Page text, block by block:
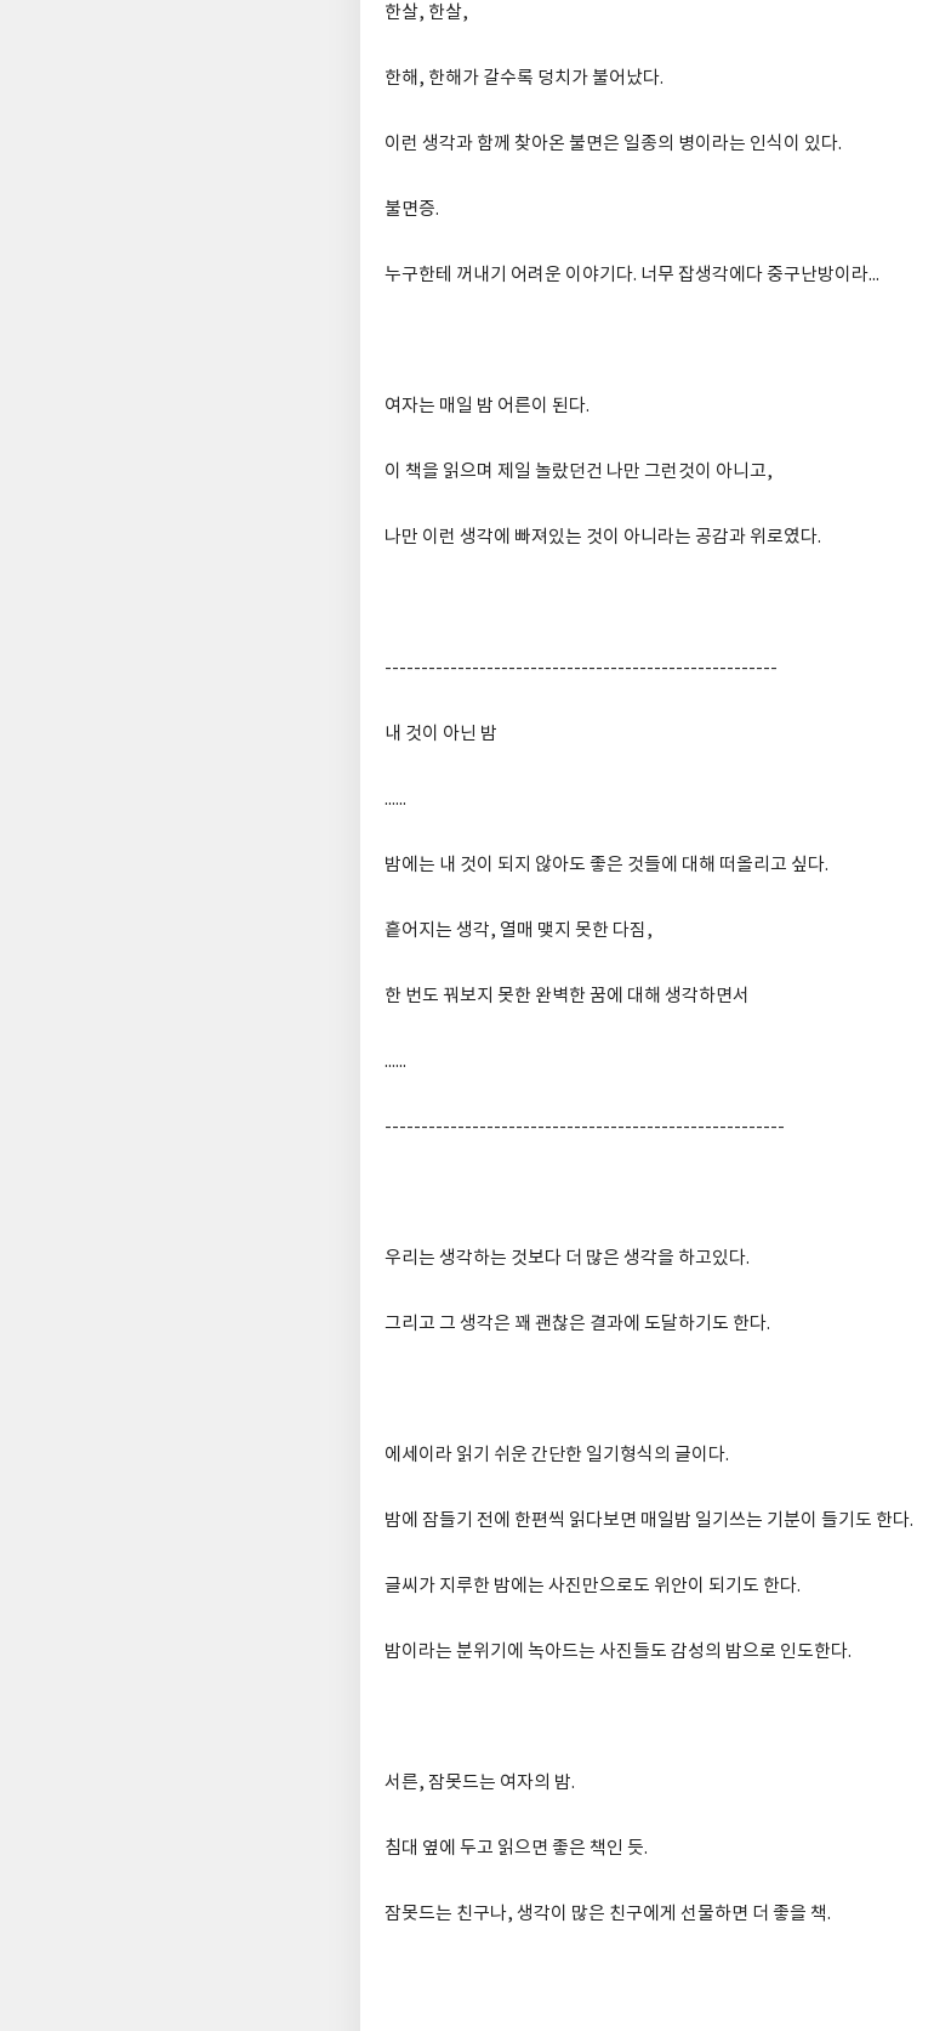
한살, 한살,
한해, 한해가 갈수록 덩치가 불어났다.
이런 생각과 함께 찾아온 불면은 일종의 병이라는 인식이 있다.
불면증.
누구한테 꺼내기 어려운 이야기다. 너무 잡생각에다 중구난방이라...
여자는 매일 밤 어른이 된다.
이 책을 읽으며 제일 놀랐던건 나만 그런것이 아니고,
나만 이런 생각에 빠져있는 것이 아니라는 공감과 위로였다.
------------------------------------------------------
내 것이 아닌 밤
......
밤에는 내 것이 되지 않아도 좋은 것들에 대해 떠올리고 싶다.
흩어지는 생각, 열매 맺지 못한 다짐,
한 번도 꿔보지 못한 완벽한 꿈에 대해 생각하면서
......
-------------------------------------------------------
우리는 생각하는 것보다 더 많은 생각을 하고있다.
그리고 그 생각은 꽤 괜찮은 결과에 도달하기도 한다.
에세이라 읽기 쉬운 간단한 일기형식의 글이다.
밤에 잠들기 전에 한편씩 읽다보면 매일밤 일기쓰는 기분이 들기도 한다.
글씨가 지루한 밤에는 사진만으로도 위안이 되기도 한다.
밤이라는 분위기에 녹아드는 사진들도 감성의 밤으로 인도한다.
서른, 잠못드는 여자의 밤.
침대 옆에 두고 읽으면 좋은 책인 듯.
잠못드는 친구나, 생각이 많은 친구에게 선물하면 더 좋을 책.